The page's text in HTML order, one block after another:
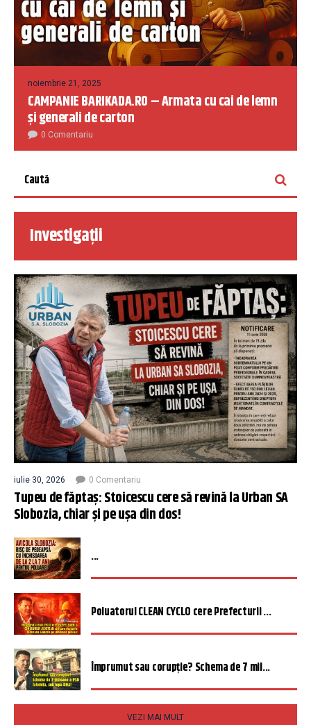
noiembrie 21, 2025
CAMPANIE BARIKADA.RO – Armata cu cai de lemn
și generali de carton
0 Comentariu
Investigații
iulie 30, 2026 0 Comentariu
Tupeu de făptaș: Stoicescu cere să revină la Urban SA
Slobozia, chiar și pe ușa din dos!
...
Poluatorul CLEAN CYCLO cere Prefecturii ...
Împrumut sau corupție? Schema de 7 mil...
VEZI MAI MULT